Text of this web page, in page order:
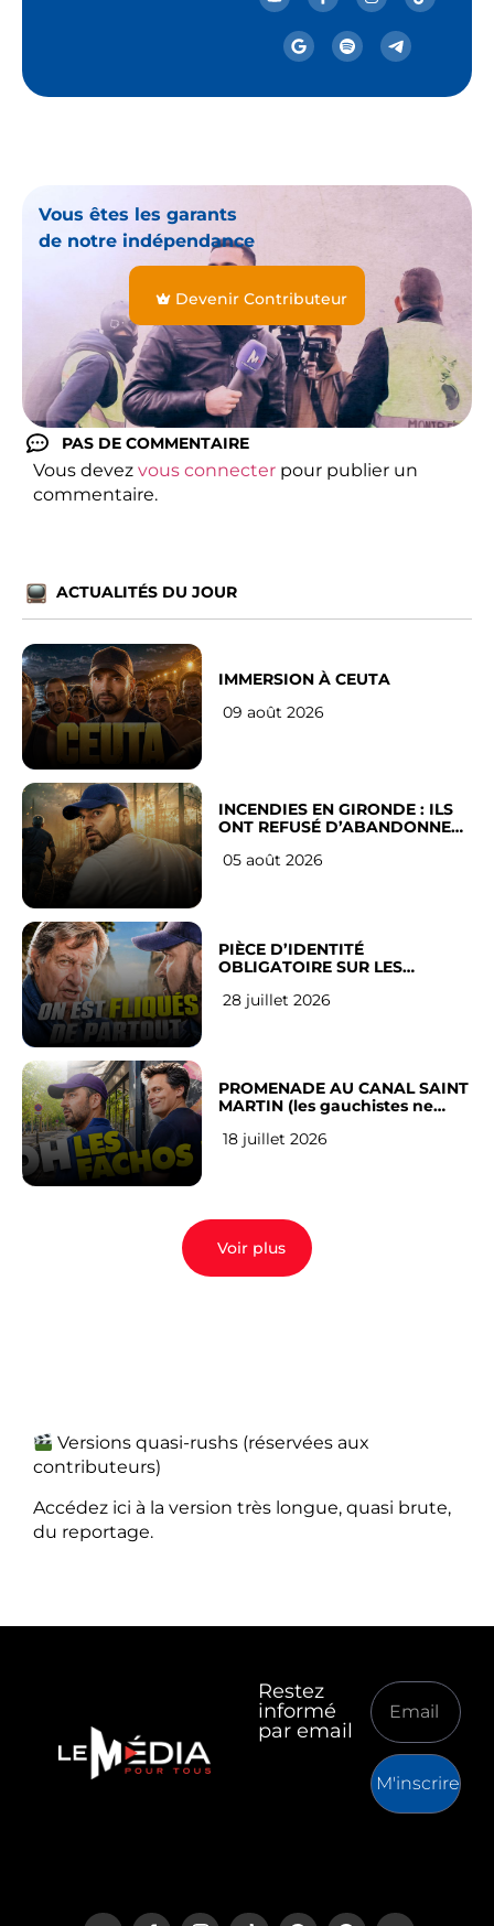
Vous êtes les garants
de notre indépendance
Devenir Contributeur
PAS DE COMMENTAIRE
Vous devez vous connecter pour publier un
commentaire.
ACTUALITÉS DU JOUR
IMMERSION À CEUTA
09 août 2026
INCENDIES EN GIRONDE : ILS
ONT REFUSÉ D’ABANDONNER
05 août 2026
PIÈCE D’IDENTITÉ
OBLIGATOIRE SUR LES
Français
28 juillet 2026
PROMENADE AU CANAL SAINT
MARTIN (les gauchistes ne
18 juillet 2026
Voir plus
Versions quasi-rushs (réservées aux
contributeurs)
Accédez ici à la version très longue, quasi brute,
du reportage.
Restez
informé
par email
M'inscrire